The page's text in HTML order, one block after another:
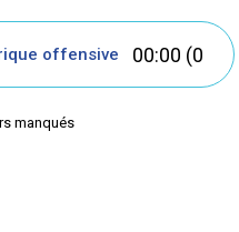
offensive 00:00 (0
manqués